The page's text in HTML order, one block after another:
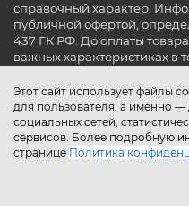
Этот сайт использует файлы
для пользователя, а именно
социальных сетей,
сервисов. Более подробную
странице Политика
справочный характер.
публичной офертой,
437 ГК РФ. До оплаты товара
важных характеристиках в